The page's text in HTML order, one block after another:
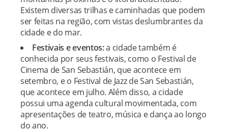
Existem diversas trilhas e caminhadas que podem
ser feitas na região, com vistas deslumbrantes da
cidade e do mar.
Festivais e eventos:a cidade também é
conhecida por seus festivais, como o Festival de
Cinema de San Sebastián, que acontece em
setembro, e o Festival de Jazz de San Sebastián,
que acontece em julho. Além disso, a cidade
possui uma agenda cultural movimentada, com
apresentações de teatro, música e dança ao longo
do ano.